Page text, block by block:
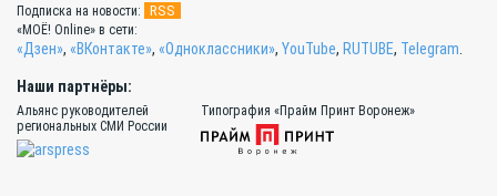
Подписка на новости: RSS
«МОЁ! Online» в сети:
«Дзен», «ВКонтакте», «Одноклассники», YouTube, RUTUBE, Telegram
Наши партнёры:
Альянс руководителей
региональных СМИ России
Типография «Прайм Принт Воронеж»